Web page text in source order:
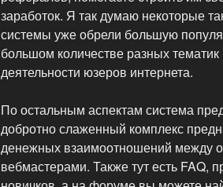
заработок. Я так думаю некоторые
системы уже обрели большую
большом количестве разных тематик
деятельности юзеров интернета.
По остальным аспектам система
добротно слаженный комплекс
денежных взаимоотношений между
вебмастерами. Также тут есть FAQ,